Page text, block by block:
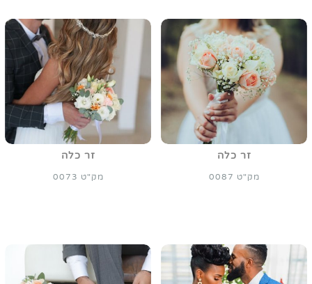
זר כלה
מק"ט 0087
זר כלה
מק"ט 0073